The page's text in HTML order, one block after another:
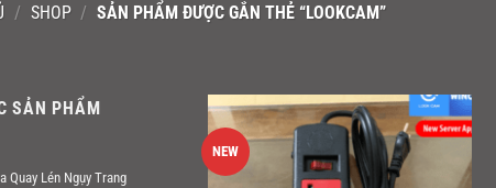
/ SHOP / SẢN PHẨM ĐƯỢC GẮN THẺ “LOOKCAM”
SẢN PHẨM
Quay Lén Ngụy Trang
NEW